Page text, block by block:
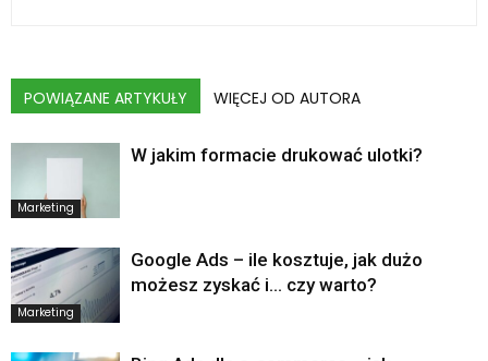
POWIĄZANE ARTYKUŁY WIĘCEJ OD AUTORA
Marketing
W jakim formacie drukować ulotki?
Marketing
Google Ads – ile kosztuje, jak dużo
możesz zyskać i… czy warto?